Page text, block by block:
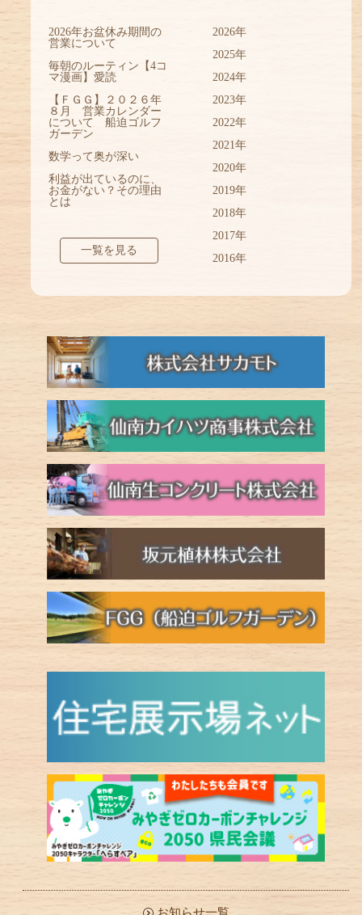
2026年お盆休み期間の
営業について
毎朝のルーティン【4コ
マ漫画】愛読
【ＦＧＧ】２０２６年
８月 営業カレンダー
について 船迫ゴルフ
ガーデン
数学って奥が深い
利益が出ているのに、
お金がない？その理由
とは
一覧を見る
2026年
2025年
2024年
2023年
2022年
2021年
2020年
2019年
2018年
2017年
2016年
お知らせ一覧